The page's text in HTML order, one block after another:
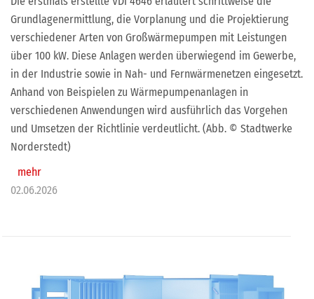
Grundlagenermittlung, die Vorplanung und die Projektierung
verschiedener Arten von Großwärmepumpen mit Leistungen
über 100 kW. Diese Anlagen werden überwiegend im Gewerbe,
in der Industrie sowie in Nah- und Fernwärmenetzen eingesetzt.
Anhand von Beispielen zu Wärmepumpenanlagen in
verschiedenen Anwendungen wird ausführlich das Vorgehen
und Umsetzen der Richtlinie verdeutlicht. (Abb. © Stadtwerke
Norderstedt)
mehr
02.06.2026